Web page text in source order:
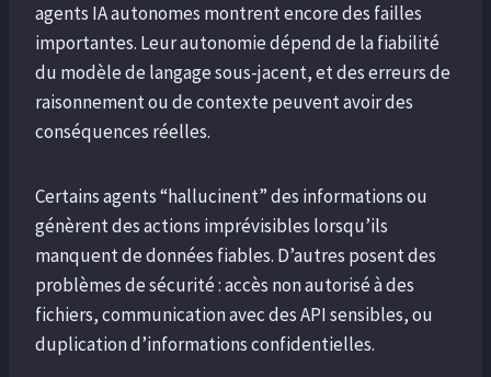
agents IA autonomes montrent encore des failles
importantes. Leur autonomie dépend de la fiabilité
du modèle de langage sous-jacent, et des erreurs de
raisonnement ou de contexte peuvent avoir des
conséquences réelles.
Certains agents “hallucinent” des informations ou
génèrent des actions imprévisibles lorsqu’ils
manquent de données fiables. D’autres posent des
problèmes de sécurité : accès non autorisé à des
fichiers, communication avec des API sensibles, ou
duplication d’informations confidentielles.